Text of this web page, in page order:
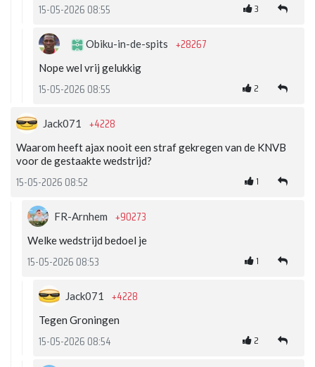
15-05-2026 08:55 3
Obiku-in-de-spits +28267
Nope wel vrij gelukkig
15-05-2026 08:55 2
Jack071 +4228
Waarom heeft ajax nooit een straf gekregen van de KNVB
voor de gestaakte wedstrijd?
15-05-2026 08:52 1
FR-Arnhem +90273
Welke wedstrijd bedoel je
15-05-2026 08:53 1
Jack071 +4228
Tegen Groningen
15-05-2026 08:54 2